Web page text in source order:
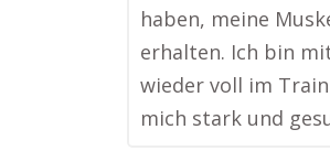
haben, meine
erhalten. Ich bin
wieder voll im
mich stark und